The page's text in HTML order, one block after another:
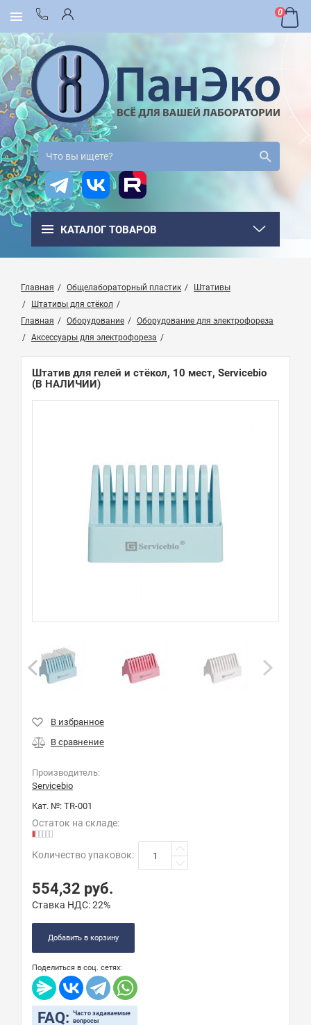
0
КАТАЛОГ ТОВАРОВ
Главная Общелабораторный пластик
Штативы
Штативы для стёкол
Главная
Оборудование
Оборудование для электрофореза
Аксессуары для электрофореза
Штатив для гелей и стёкол, 10 мест, Servicebio
(В НАЛИЧИИ)
Производитель:
Servicebio
Кат. №: TR-001
Остаток на складе:
Количество упаковок:
554,32 руб.
Ставка НДС:22%
Добавить в корзину
Поделиться в соц. сетях:
FAQ: Часто задаваемые
вопросы